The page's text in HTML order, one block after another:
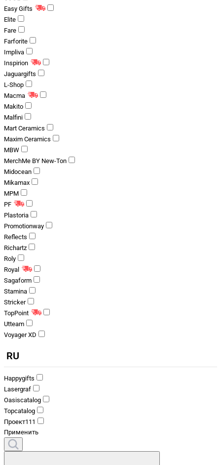
Easy Gifts
Elite
Fare
Farforite
Impliva
Inspirion
Jaguargifts
L-Shop
Macma
Makito
Malfini
Mart Ceramics
Maxim Ceramics
MBW
MerchMe BY New-Ton
Midocean
Mikamax
MPM
PF
Plastoria
Promotionway
Reflects
Richartz
Roly
Royal
Sagaform
Stamina
Stricker
TopPoint
Utteam
Voyager XD
RU
Happygifts
Lasergraf
Oasiscatalog
Topcatalog
Проект111
Применить